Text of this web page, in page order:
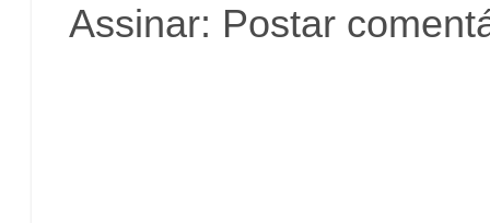
Assinar: Postar